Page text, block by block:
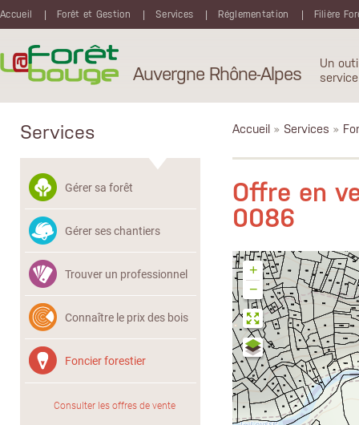
Accueil
Forêt et Gestion Services Réglementation Filière
Auvergne Rhône-Alpes
Un
Services
Gérer sa forêt
Gérer ses chantiers
Trouver un professionnel
Connaître le prix des bois
Foncier forestier
Consulter les offres de vente
Accueil » Services »
Offre en
0086
+
−